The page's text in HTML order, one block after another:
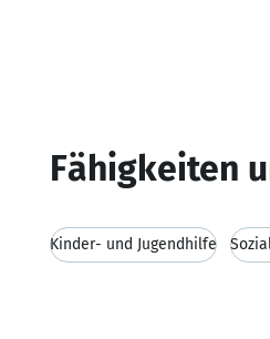
Fähigkeiten
Kinder- und Jugendhilfe